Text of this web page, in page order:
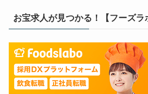
お宝求人が見つかる！【フーズラ